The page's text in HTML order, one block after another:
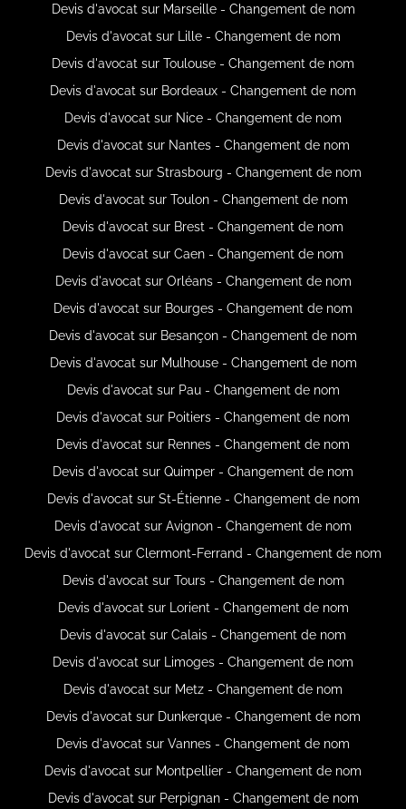
Devis d'avocat sur Marseille - Changement de nom
Devis d'avocat sur Lille - Changement de nom
Devis d'avocat sur Toulouse - Changement de nom
Devis d'avocat sur Bordeaux - Changement de nom
Devis d'avocat sur Nice - Changement de nom
Devis d'avocat sur Nantes - Changement de nom
Devis d'avocat sur Strasbourg - Changement de nom
Devis d'avocat sur Toulon - Changement de nom
Devis d'avocat sur Brest - Changement de nom
Devis d'avocat sur Caen - Changement de nom
Devis d'avocat sur Orléans - Changement de nom
Devis d'avocat sur Bourges - Changement de nom
Devis d'avocat sur Besançon - Changement de nom
Devis d'avocat sur Mulhouse - Changement de nom
Devis d'avocat sur Pau - Changement de nom
Devis d'avocat sur Poitiers - Changement de nom
Devis d'avocat sur Rennes - Changement de nom
Devis d'avocat sur Quimper - Changement de nom
Devis d'avocat sur St-Étienne - Changement de nom
Devis d'avocat sur Avignon - Changement de nom
Devis d'avocat sur Clermont-Ferrand - Changement de nom
Devis d'avocat sur Tours - Changement de nom
Devis d'avocat sur Lorient - Changement de nom
Devis d'avocat sur Calais - Changement de nom
Devis d'avocat sur Limoges - Changement de nom
Devis d'avocat sur Metz - Changement de nom
Devis d'avocat sur Dunkerque - Changement de nom
Devis d'avocat sur Vannes - Changement de nom
Devis d'avocat sur Montpellier - Changement de nom
Devis d'avocat sur Perpignan - Changement de nom